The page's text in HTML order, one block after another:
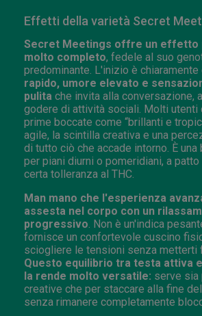
Effetti della varietà Secret
Secret Meetings offre un effetto
molto completo, fedele al suo
predominante. L'inizio è chiaramente
rapido, umore elevato e
pulita che invita alla conversazione,
godere di attività sociali. Molti utenti
prime boccate come “brillanti e
agile, la scintilla creativa e una
di tutto ciò che accade intorno. È una
per piani diurni o pomeridiani, a patto
certa tolleranza al THC.
Man mano che l'esperienza
assesta nel corpo con un
progressivo . Non è un'indica
fornisce un confortevole cuscino
sciogliere le tensioni senza metterti
Questo equilibrio tra testa attiva
la rende molto versatile: serve sia
creative che per staccare alla fine
senza rimanere completamente